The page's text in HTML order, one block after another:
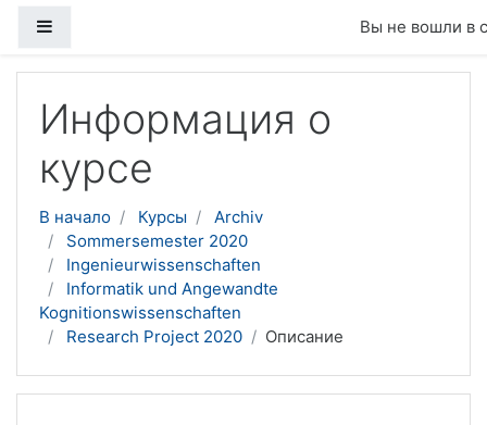
Вы не вошли в
Информация о
курсе
В начало Курсы
Archiv
Sommersemester 2020
Ingenieurwissenschaften
Informatik und Angewandte
Kognitionswissenschaften
Research Project 2020
Описание